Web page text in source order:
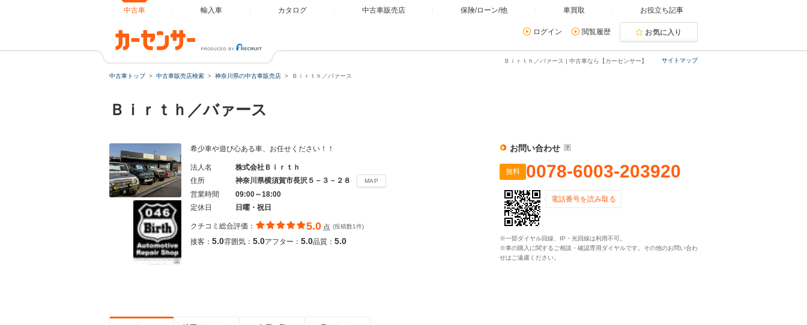
中古車 輸入車 カタログ 中古車販売店 保険/ローン/他 車買取 お役立ち記事
ログイン 閲覧履歴 お気に入り
サイトマップ
Ｂｉｒｔｈ／バァース | 中古車なら【カーセンサー】
中古車トップ 中古車販売店検索 神奈川県の中古車販売店 Ｂｉｒｔｈ／バァース
Ｂｉｒｔｈ／バァース
希少車や遊び心ある車、お任せください！！
法人名
株式会社Ｂｉｒｔｈ
住所
神奈川県横須賀市長沢５－３－２８ MAP
営業時間
09:00～18:00
定休日
日曜・祝日
クチコミ総合評価： 5.0 点 (投稿数1件)
接客： 5.0雰囲気： 5.0アフター： 5.0品質： 5.0
お問い合わせ
無料 0078-6003-203920
電話番号を読み取る
※一部ダイヤル回線、IP・光回線は利用不可。
※車の購入に関するご相談・確認専用ダイヤルです。その他のお問い合わ
せはご遠慮ください。